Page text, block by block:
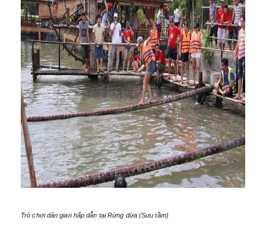
Trò chơi dân gian hấp dẫn tại Rừng dừa (Sưu tầm)